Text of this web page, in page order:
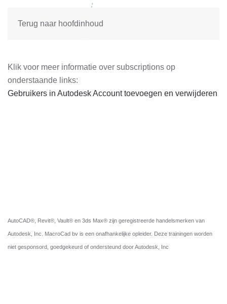
Terug naar hoofdinhoud
Klik voor meer informatie over subscriptions op
onderstaande links:
Gebruikers in Autodesk Account toevoegen en verwijderen
AutoCAD®, Revit®, Vault® en 3ds Max® zijn geregistreerde handelsmerken van
Autodesk, Inc. MacroCad bv is een onafhankelijke opleider. Deze trainingen worden
niet gesponsord, goedgekeurd of ondersteund door Autodesk, Inc